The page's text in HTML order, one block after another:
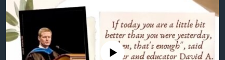
ကျော်
ကြည့်
ရန်
ပင်မ
အမေရိကန်သုံးအီဒီယံ
မကြေးမုံရဲ့ အင်္ဂလိပ်စာ
ရုပ်ရှင်ထဲက အင်္ဂလိပ်စာ
အပတ်စဉ်ကဏ္ဍများ
ရေဒီယို
တီဗွီ
ရေဒီယိုနှင့်ရုပ်သံ အချက်အလက်များ
ရေဒီယို/တီဗွီအစီအစဉ်
No media source currently available